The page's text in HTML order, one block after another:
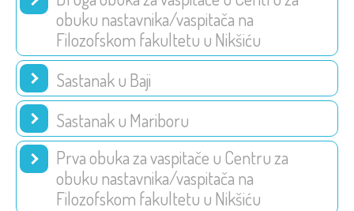
obuku nastavnika/vaspitača na
Filozofskom fakultetu u Nikšiću
Sastanak u Baji
Sastanak u Mariboru
Prva obuka za vaspitače u Centru za
obuku nastavnika/vaspitača na
Filozofskom fakultetu u Nikšiću